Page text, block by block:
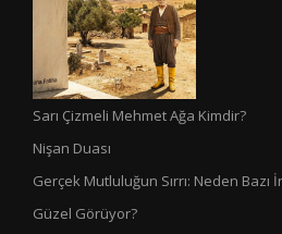
Sarı Çizmeli Mehmet Ağa Kimdir?
Nişan Duası
Gerçek Mutluluğun Sırrı: Neden Bazı
Güzel Görüyor?